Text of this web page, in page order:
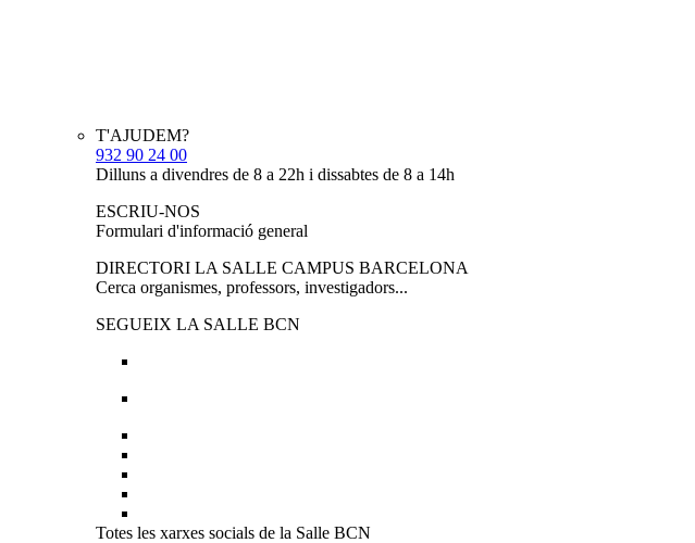
T'AJUDEM?
932 90 24 00
Dilluns a divendres de 8 a 22h i dissabtes de 8 a 14h
ESCRIU-NOS
Formulari d'informació general
DIRECTORI LA SALLE CAMPUS BARCELONA
Cerca organismes, professors, investigadors...
SEGUEIX LA SALLE BCN
Totes les xarxes socials de la Salle BCN